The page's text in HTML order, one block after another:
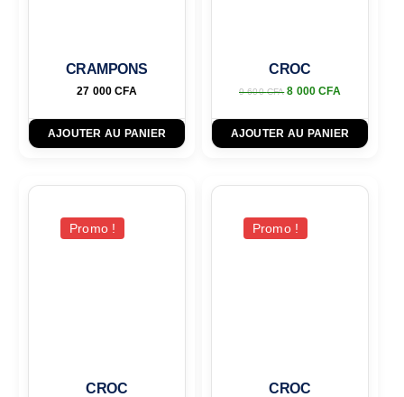
CRAMPONS
27 000CFA
AJOUTER AU PANIER
CROC
9 600CFA 8 000CFA
AJOUTER AU PANIER
Promo !
CROC
Promo !
CROC